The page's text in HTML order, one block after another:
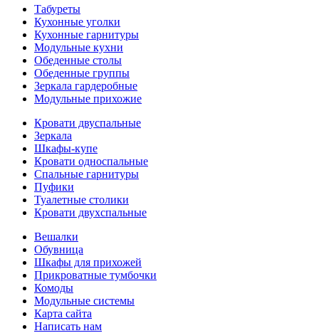
Табуреты
Кухонные уголки
Кухонные гарнитуры
Модульные кухни
Обеденные столы
Обеденные группы
Зеркала гардеробные
Модульные прихожие
Кровати двуспальные
Зеркала
Шкафы-купе
Кровати односпальные
Спальные гарнитуры
Пуфики
Туалетные столики
Кровати двухспальные
Вешалки
Обувница
Шкафы для прихожей
Прикроватные тумбочки
Комоды
Модульные системы
Карта сайта
Написать нам